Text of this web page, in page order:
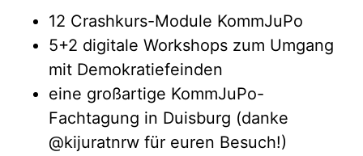
12 Crashkurs-Module KommJuPo
5+2 digitale Workshops zum Umgang
mit Demokratiefeinden
eine großartige KommJuPo-
Fachtagung in Duisburg (danke
@kijuratnrw für euren Besuch!)